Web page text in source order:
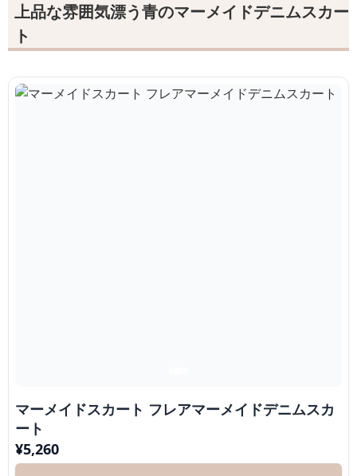
上品な雰囲気漂う青のマーメイドデニムスカー
ト
マーメイドスカート フレアマーメイドデニムスカ
ート
¥5,260